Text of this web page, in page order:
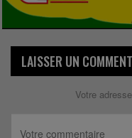
LAISSER UN
Votre